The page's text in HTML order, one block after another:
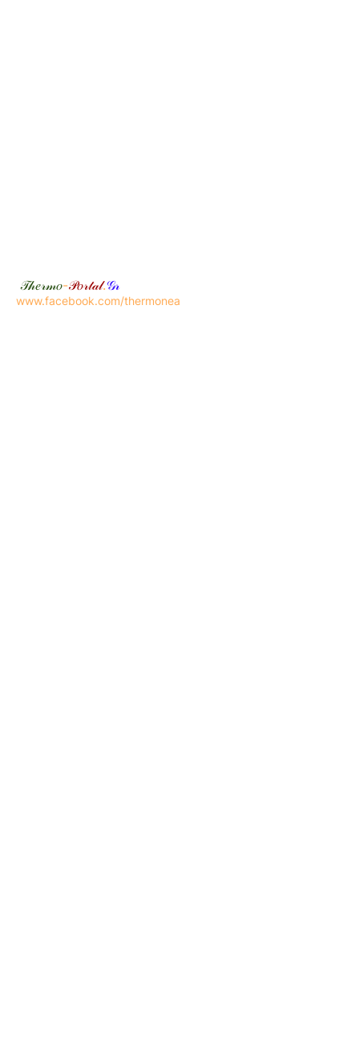
𝒯𝒽𝑒𝓇𝓂𝑜-𝒫𝑜𝓇𝓉𝒶𝓁.𝒢𝓇
www.facebook.com/thermonea